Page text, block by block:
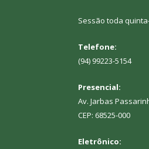
Sessão toda
Telefone:
(94) 99223-5154
Presencial:
Av. Jarbas
CEP: 68525-000
Eletrônico: